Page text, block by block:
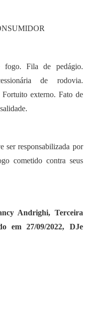
fogo. Fila de pedágio.
de rodovia.
externo. Fato de
ser responsabilizada por
cometido contra seus
Andrighi, Terceira
em 27/09/2022, DJe